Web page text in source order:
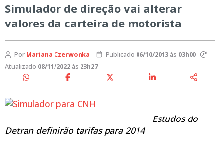
Simulador de direção vai alterar
valores da carteira de motorista
Por Mariana Czerwonka Publicado 06/10/2013às 03h00
Atualizado 08/11/2022 às 23h27
Estudos do
Detran definirão tarifas para 2014